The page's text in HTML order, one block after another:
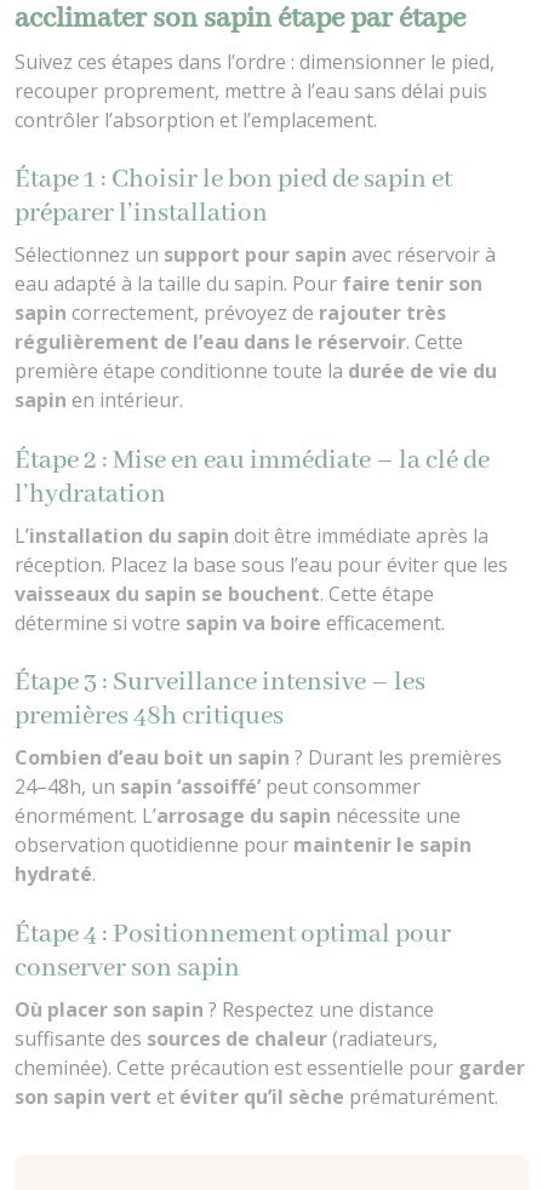
acclimater son sapin étape par étape
Suivez ces étapes dans l’ordre : dimensionner le pied,
recouper proprement, mettre à l’eau sans délai puis
contrôler l’absorption et l’emplacement.
Étape 1 : Choisir le bon pied de sapin et
préparer l’installation
Sélectionnez un support pour sapin avec réservoir à
eau adapté à la taille du sapin. Pour faire tenir son
sapin correctement, prévoyez de rajouter très
régulièrement de l’eau dans le réservoir. Cette
première étape conditionne toute la durée de vie du
sapin en intérieur.
Étape 2 : Mise en eau immédiate – la clé de
l’hydratation
L’installation du sapin doit être immédiate après la
réception. Placez la base sous l’eau pour éviter que les
vaisseaux du sapin se bouchent. Cette étape
détermine si votre sapin va boire efficacement.
Étape 3 : Surveillance intensive – les
premières 48h critiques
Combien d’eau boit un sapin ? Durant les premières
24–48h, un sapin ‘assoiffé’ peut consommer
énormément. L’arrosage du sapin nécessite une
observation quotidienne pour maintenir le sapin
hydraté.
Étape 4 : Positionnement optimal pour
conserver son sapin
Où placer son sapin ? Respectez une distance
suffisante des sources de chaleur(radiateurs,
cheminée). Cette précaution est essentielle pour garder
son sapin vert et éviter qu’il sèche prématurément.